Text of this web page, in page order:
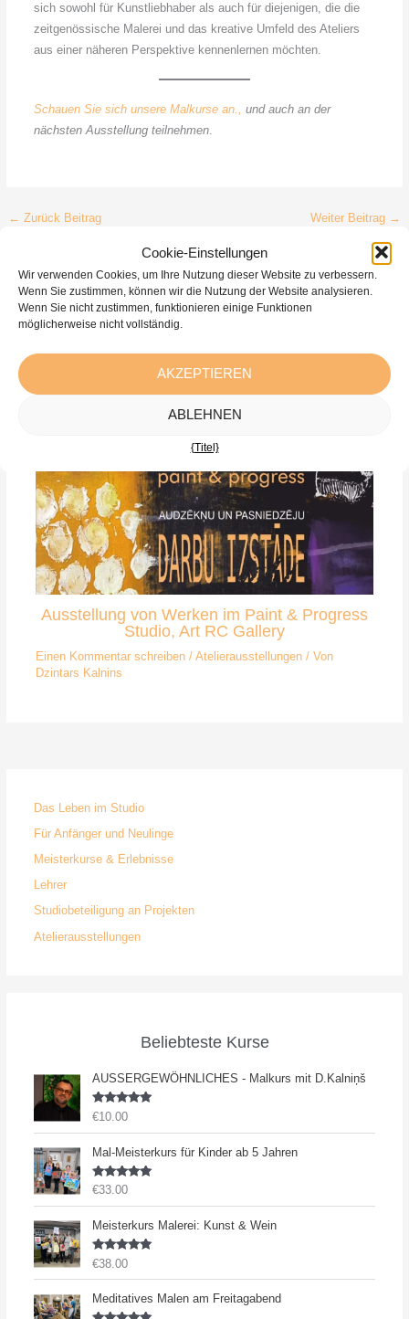
Cookie-Einstellungen
Wir verwenden Cookies, um Ihre Nutzung dieser Website zu verbessern.
Wenn Sie zustimmen, können wir die Nutzung der Website analysieren.
Wenn Sie nicht zustimmen, funktionieren einige Funktionen
möglicherweise nicht vollständig.
AKZEPTIEREN
ABLEHNEN
{Titel}
sich sowohl für Kunstliebhaber als auch für diejenigen, die die
zeitgenössische Malerei und das kreative Umfeld des Ateliers
aus einer näheren Perspektive kennenlernen möchten.
Schauen Sie sich unsere Malkurse an., und auch an der
nächsten Ausstellung teilnehmen.
← Zurück Beitrag Weiter Beitrag →
Empfohlene Artikel
Ausstellung von Werken im Paint & Progress
Studio, Art RC Gallery
Einen Kommentar schreiben / Atelierausstellungen/ Von
Dzintars Kalnins
Das Leben im Studio
Für Anfänger und Neulinge
Meisterkurse & Erlebnisse
Lehrer
Studiobeteiligung an Projekten
Atelierausstellungen
Beliebteste Kurse
AUSSERGEWÖHNLICHES - Malkurs mit D.Kalniņš
Bewertet
von 5
€10.00
Mal-Meisterkurs für Kinder ab 5 Jahren
Bewertet
von 5
€33.00
Meisterkurs Malerei: Kunst & Wein
Bewertet
mit5.00
von 5
€38.00
Meditatives Malen am Freitagabend